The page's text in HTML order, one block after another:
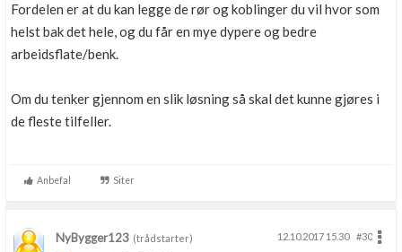
Fordelen er at du kan legge de rør og koblinger du vil hvor som
helst bak det hele, og du får en mye dypere og bedre
arbeidsflate/benk.
Om du tenker gjennom en slik løsning så skal det kunne gjøres i
de fleste tilfeller.
Anbefal Siter
NyBygger123 (trådstarter) 12.10.2017 15.30
#30